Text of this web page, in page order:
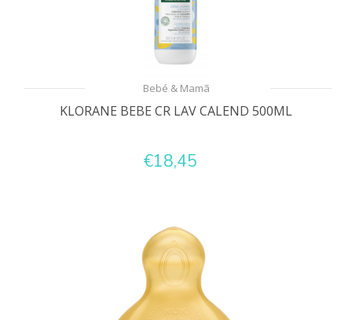
Bebé & Mamã
KLORANE BEBE CR LAV CALEND 500ML
€18,45